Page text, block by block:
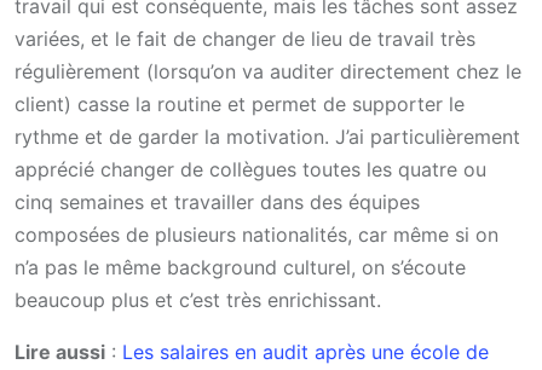
travail qui est conséquente, mais les tâches sont assez
variées, et le fait de changer de lieu de travail très
régulièrement (lorsqu’on va auditer directement chez le
client) casse la routine et permet de supporter le
rythme et de garder la motivation. J’ai particulièrement
apprécié changer de collègues toutes les quatre ou
cinq semaines et travailler dans des équipes
composées de plusieurs nationalités, car même si on
n’a pas le même background culturel, on s’écoute
beaucoup plus et c’est très enrichissant.
Lire aussi : Les salaires en audit après une école de